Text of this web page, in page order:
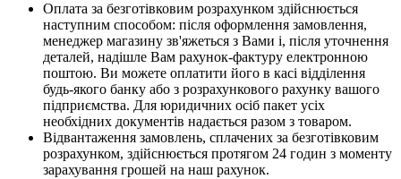
Оплата за безготівковим розрахунком здійснюється
наступним способом: після оформлення замовлення,
менеджер магазину зв'яжеться з Вами і, після уточнення
деталей, надішле Вам рахунок-фактуру електронною
поштою. Ви можете оплатити його в касі відділення
будь-якого банку або з розрахункового рахунку вашого
підприємства. Для юридичних осіб пакет усіх
необхідних документів надається разом з товаром.
Відвантаження замовлень, сплачених за безготівковим
розрахунком, здійснюється протягом 24 годин з моменту
зарахування грошей на наш рахунок.